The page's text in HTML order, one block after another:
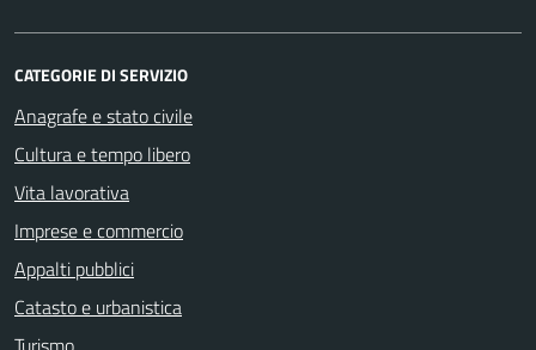
CATEGORIE DI SERVIZIO
Anagrafe e stato civile
Cultura e tempo libero
Vita lavorativa
Imprese e commercio
Appalti pubblici
Catasto e urbanistica